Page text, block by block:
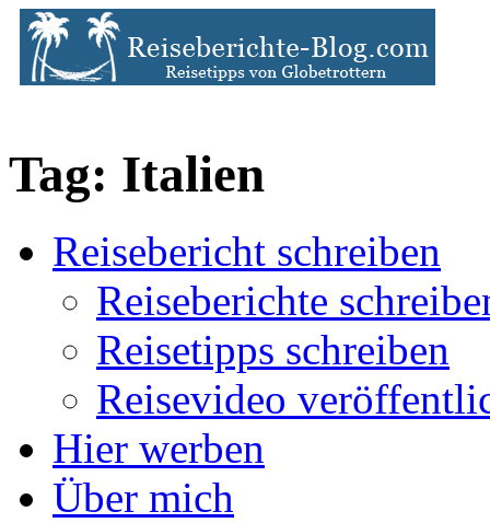
Tag: Italien
Reisebericht schreiben
Reiseberichte
Reisetipps schreiben
Reisevideo
Hier werben
Über mich